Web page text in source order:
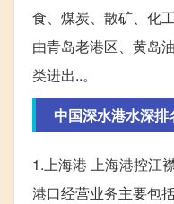
食、煤炭、散矿、化
由青岛老港区、黄岛
类进出..。
中国深水港水深排
1.上海港 上海港控江
港口经营业务主要包